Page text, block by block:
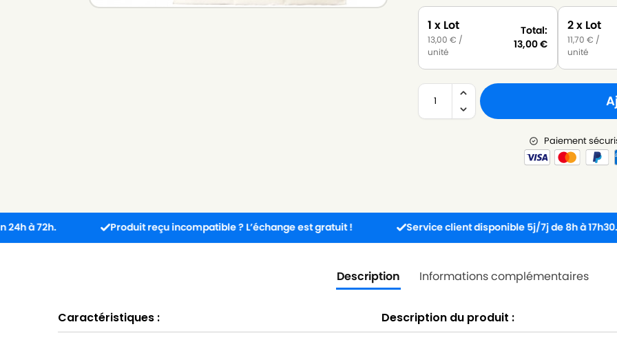
1 x Lot
13,00€ /
unité
Total:
13,00€
2 x Lot
11,70€ /
unité
Paiement
Produit reçu incompatible ? L’échange est gratuit ! Service client disponible 5j/7j de 8h à 17h30.
Description Informations complémentaires
Caractéristiques : Description du produit :